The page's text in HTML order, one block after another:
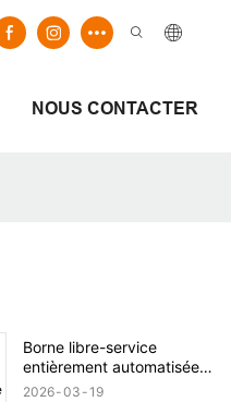
NOUS CONTACTER
Borne libre-service
entièrement automatisée
pour coques de téléphone
2026 03 19